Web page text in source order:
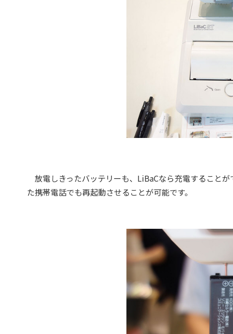
放電しきったバッテリーも、LiBaCなら充電すること
た携帯電話でも再起動させることが可能です。